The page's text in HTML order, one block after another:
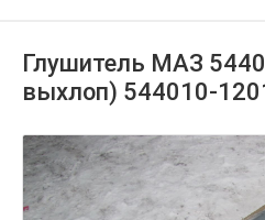
Глушитель МАЗ
выхлоп) 544010-